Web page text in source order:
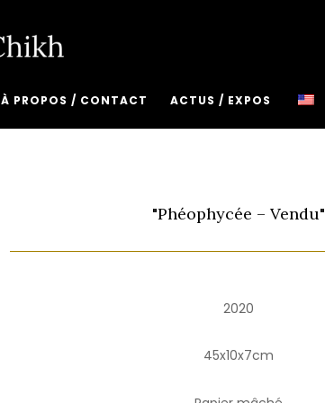
À PROPOS / CONTACT ACTUS / EXPOS
"Phéophycée – Vendu"
2020
45x10x7cm